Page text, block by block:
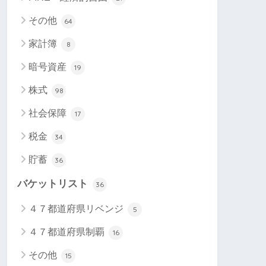
その他 64
家計簿 8
暗号資産 19
株式 98
社会保障 17
税金 34
貯蓄 36
バケットリスト 36
４７都道府県リベンジ 5
４７都道府県制覇 16
その他 15